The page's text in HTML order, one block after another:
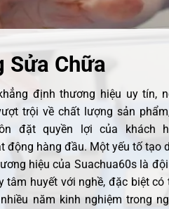
Sửa Chữa
định thương hiệu uy tín,
trội về chất lượng sản
đặt quyền lợi của khách
động hàng đầu. Một yếu tố tạo
hiệu của Suachua60s là
tâm huyết với nghề, đặc biệt có
năm kinh nghiệm trong